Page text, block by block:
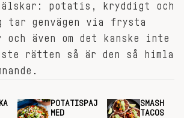
potatis, kryddigt och
tar genvägen via frysta
även om det kanske inte
rätten så är den så himla
POTATISPAJ
MED
SMASH
TACOS